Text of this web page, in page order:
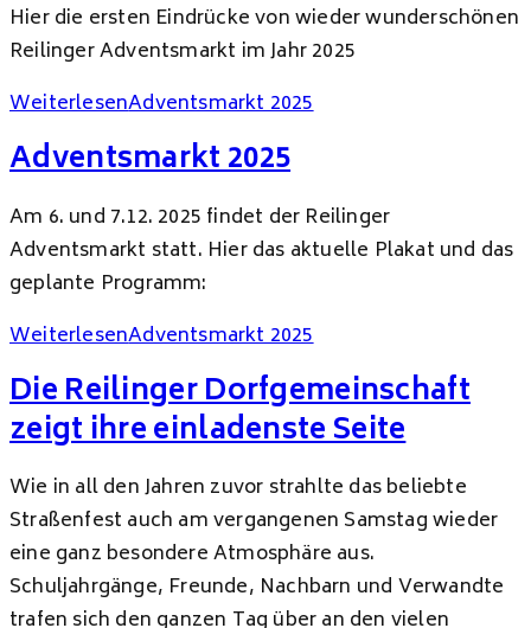
Hier die ersten Eindrücke von wieder wunderschönen
Reilinger Adventsmarkt im Jahr 2025
WeiterlesenAdventsmarkt 2025
Adventsmarkt 2025
Am 6. und 7.12. 2025 findet der Reilinger
Adventsmarkt statt. Hier das aktuelle Plakat und das
geplante Programm:
WeiterlesenAdventsmarkt 2025
Die Reilinger Dorfgemeinschaft
zeigt ihre einladenste Seite
Wie in all den Jahren zuvor strahlte das beliebte
Straßenfest auch am vergangenen Samstag wieder
eine ganz besondere Atmosphäre aus.
Schuljahrgänge, Freunde, Nachbarn und Verwandte